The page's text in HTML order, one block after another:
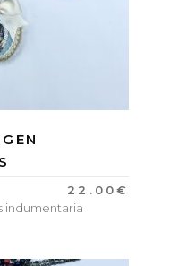
22.00€
indumentaria